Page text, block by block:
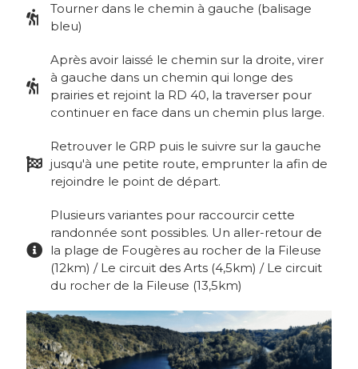
Tourner dans le chemin à gauche (balisage
bleu)
Après avoir laissé le chemin sur la droite, virer
à gauche dans un chemin qui longe des
prairies et rejoint la RD 40, la traverser pour
continuer en face dans un chemin plus large.
Retrouver le GRP puis le suivre sur la gauche
jusqu'à une petite route, emprunter la afin de
rejoindre le point de départ.
Plusieurs variantes pour raccourcir cette
randonnée sont possibles. Un aller-retour de
la plage de Fougères au rocher de la Fileuse
(12km) / Le circuit des Arts (4,5km) / Le circuit
du rocher de la Fileuse (13,5km)